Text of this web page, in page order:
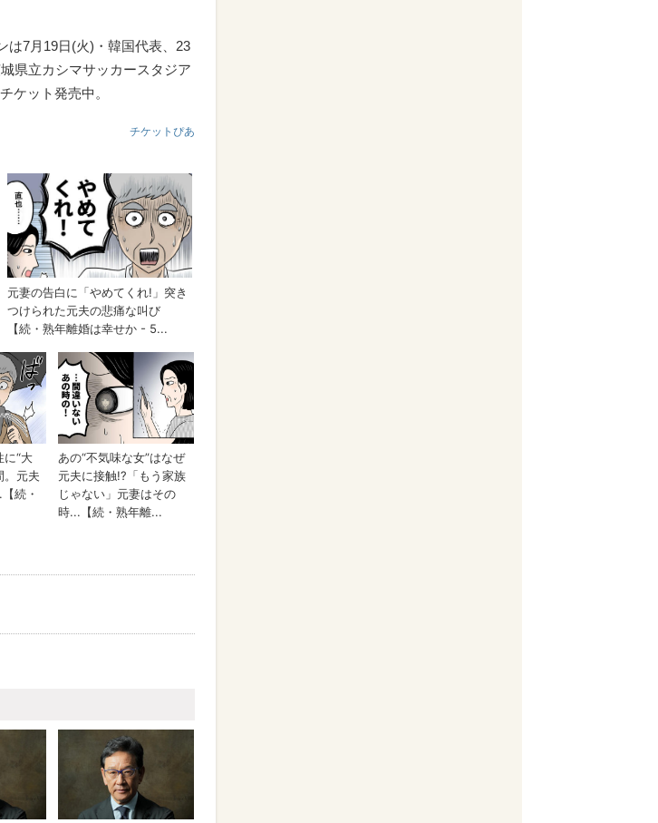
は7月19日(火)・韓国代表、23
県立カシマサッカースタジア
ケット発売中。
チケットぴあ